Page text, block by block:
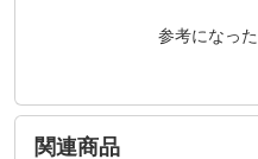
参考になった
関連商品